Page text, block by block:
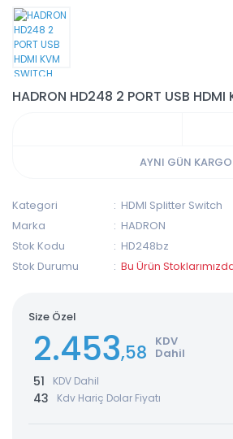
HADRON HD248 2 PORT USB HDMI
AYNI GÜN KARGO
Kategori
HDMI Splitter Switch
Marka
HADRON
Stok Kodu
HD248bz
Stok Durumu
Bu Ürün
Size Özel
2.453,58 KDV
Dahil
51 KDV Dahil
43 Kdv Hariç Dolar Fiyatı